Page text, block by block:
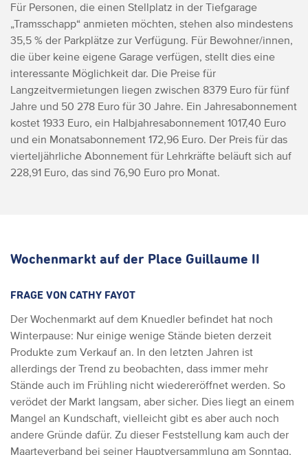
Für Personen, die einen Stellplatz in der Tiefgarage
„Tramsschapp“ anmieten möchten, stehen also mindestens
35,5 % der Parkplätze zur Verfügung. Für Bewohner/innen,
die über keine eigene Garage verfügen, stellt dies eine
interessante Möglichkeit dar. Die Preise für
Langzeitvermietungen liegen zwischen 8379 Euro für fünf
Jahre und 50 278 Euro für 30 Jahre. Ein Jahresabonnement
kostet 1933 Euro, ein Halbjahresabonnement 1017,40 Euro
und ein Monatsabonnement 172,96 Euro. Der Preis für das
vierteljährliche Abonnement für Lehrkräfte beläuft sich auf
228,91 Euro, das sind 76,90 Euro pro Monat.
Wochenmarkt auf der Place Guillaume II
FRAGE VON CATHY FAYOT
Der Wochenmarkt auf dem Knuedler befindet hat noch
Winterpause: Nur einige wenige Stände bieten derzeit
Produkte zum Verkauf an. In den letzten Jahren ist
allerdings der Trend zu beobachten, dass immer mehr
Stände auch im Frühling nicht wiedereröffnet werden. So
verödet der Markt langsam, aber sicher. Dies liegt an einem
Mangel an Kundschaft, vielleicht gibt es aber auch noch
andere Gründe dafür. Zu dieser Feststellung kam auch der
Maarteverband bei seiner Hauptversammlung am Sonntag,